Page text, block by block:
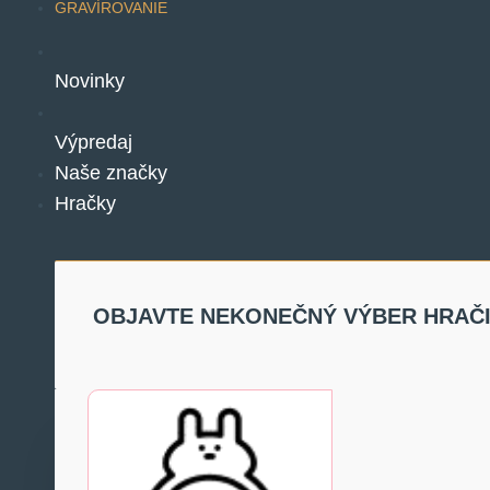
GRAVÍROVANIE
Novinky
Výpredaj
Naše značky
Hračky
OBJAVTE NEKONEČNÝ VÝBER